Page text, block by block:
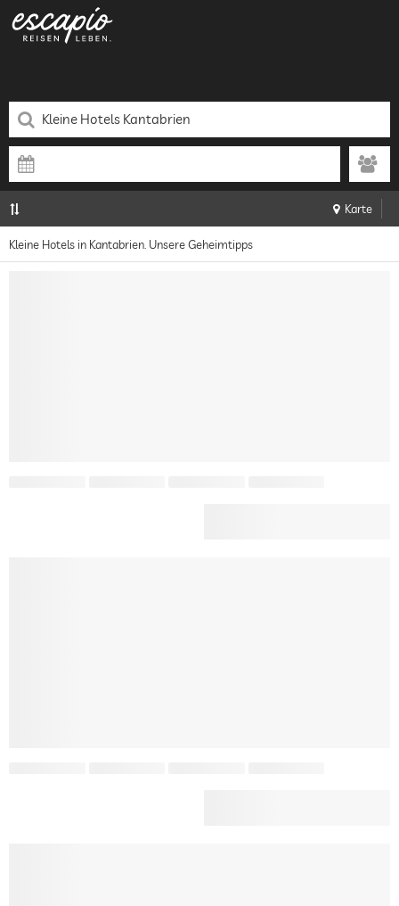
Karte
Kleine Hotels in Kantabrien. Unsere Geheimtipps